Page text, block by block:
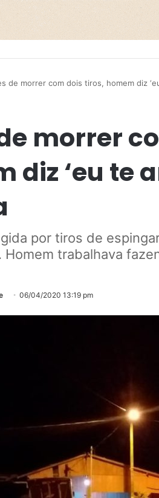
de morrer com dois tiros, homem diz
morrer
diz ‘eu te
por tiros de
Homem trabalhava
06/04/2020 13:19 pm